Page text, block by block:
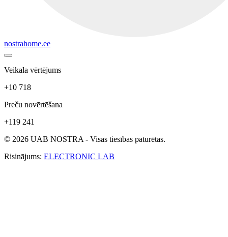
nostrahome.ee
Veikala vērtējums
+10 718
Preču novērtēšana
+119 241
© 2026 UAB NOSTRA - Visas tiesības paturētas.
Risinājums: ELECTRONIC LAB